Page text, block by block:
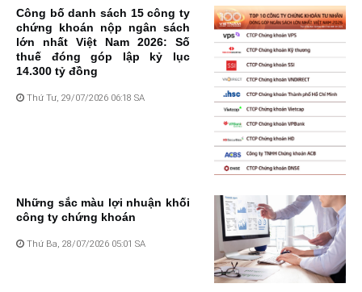
Công bố danh sách 15 công ty
chứng khoán nộp ngân sách
lớn nhất Việt Nam 2026: Số
thuế đóng góp lập kỷ lục
14.300 tỷ đồng
Thứ Tư, 29/07/2026 06:18 SA
Những sắc màu lợi nhuận khối
công ty chứng khoán
Thứ Ba, 28/07/2026 05:01 SA